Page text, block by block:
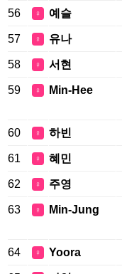
56 ♀ 예슬
57 ♀ 유나
58 ♀ 서현
59 ♀ Min-Hee
60 ♀ 하빈
61 ♀ 혜민
62 ♀ 주영
63 ♀ Min-Jung
64 ♀ Yoora